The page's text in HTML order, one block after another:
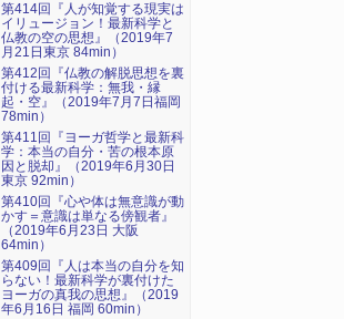
第414回『人が知覚する現実は
イリュージョン！最新科学と
仏教の空の思想』（2019年7
月21日東京 84min）
第412回『仏教の解脱思想を裏
付ける最新科学：無我・縁
起・空』（2019年7月7日福岡
78min）
第411回『ヨーガ哲学と最新科
学：本当の自分・苦の根本原
因と脱却』（2019年6月30日
東京 92min）
第410回『心や体は無意識が動
かす＝意識は単なる傍観者』
（2019年6月23日 大阪
64min）
第409回『人は本当の自分を知
らない！最新科学が裏付けた
ヨーガの真我の思想』（2019
年6月16日 福岡 60min）